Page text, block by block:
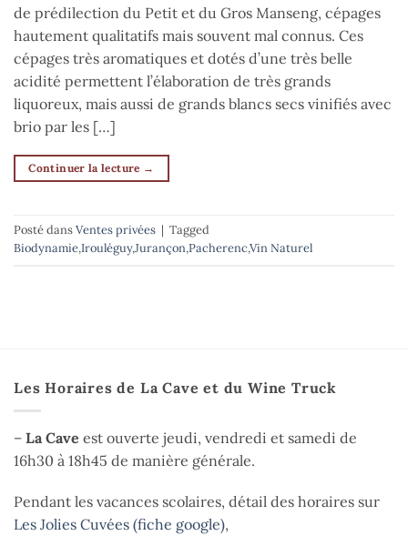
de prédilection du Petit et du Gros Manseng, cépages
hautement qualitatifs mais souvent mal connus. Ces
cépages très aromatiques et dotés d’une très belle
acidité permettent l’élaboration de très grands
liquoreux, mais aussi de grands blancs secs vinifiés avec
brio par les […]
Continuer la lecture →
Posté dansVentes privées | Tagged
Biodynamie,Irouléguy,Jurançon,Pacherenc,Vin Naturel
Les Horaires de La Cave et du Wine Truck
– La Cave est ouverte jeudi, vendredi et samedi de
16h30 à 18h45 de manière générale.
Pendant les vacances scolaires, détail des horaires sur
Les Jolies Cuvées (fiche google),